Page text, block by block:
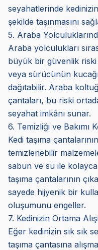
seyahatlerinde
şekilde taşınmasını
5. Araba
Araba yolculukları
büyük bir güvenlik
veya sürücünün
dağıtabilir. Araba
çantaları, bu riski
seyahat imkânı sunar.
6. Temizliği ve Bakımı
Kedi taşıma
temizlenebilir
sabun ve su ile
taşıma çantalarının
sayede hijyenik bir
oluşumunu engeller.
7. Kedinizin Ortama
Eğer kedinizin sık sık
taşıma çantasına